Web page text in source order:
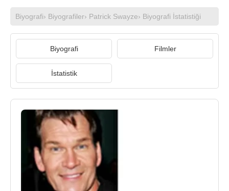
Biyografi› Biyografiler› Patrick Swayze› Biyografi İstatistiği
Biyografi Filmler
İstatistik